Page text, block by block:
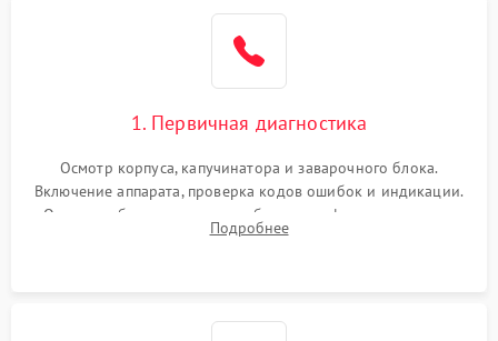
1. Первичная диагностика
Осмотр корпуса, капучинатора и заварочного блока.
Включение аппарата, проверка кодов ошибок и индикации.
Оценка работы помпы, термоблока и кофемолки на слух.
Измерение температуры и давления воды для выявления
Подробнее